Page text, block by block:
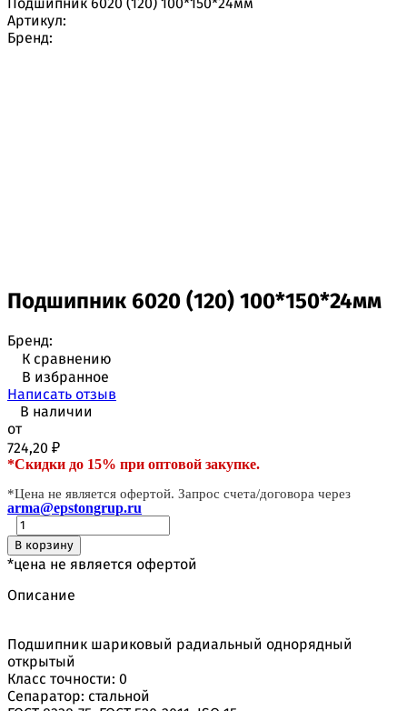
Артикул:
Бренд:
Подшипник 6020 (120) 100*150*24мм
Бренд:
К сравнению
В избранное
Написать отзыв
В наличии
от
724,20 ₽
*Скидки до 15% при оптовой закупке.
*Цена не является офертой. Запрос счета/договора через
arma@epstongrup.ru
В корзину
*цена не является офертой
Описание
Подшипник шариковый радиальный однорядный
открытый
Класс точности: 0
Сепаратор: стальной